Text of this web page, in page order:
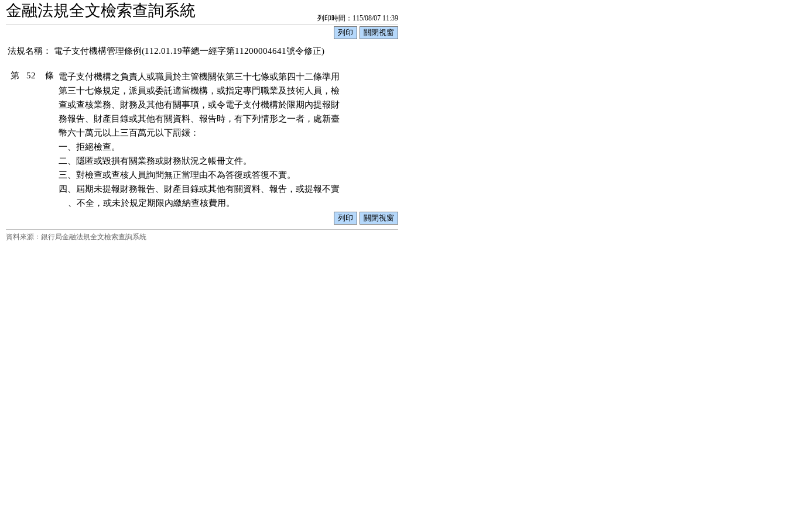
金融法規全文檢索查詢系統 列印時間：115/08/07 11:39
法規名稱： 電子支付機構管理條例(112.01.19華總一經字第11200004641號令修正)
第 52 條
電子支付機構之負責人或職員於主管機關依第三十七條或第四十二條準用
第三十七條規定，派員或委託適當機構，或指定專門職業及技術人員，檢
查或查核業務、財務及其他有關事項，或令電子支付機構於限期內提報財
務報告、財產目錄或其他有關資料、報告時，有下列情形之一者，處新臺
幣六十萬元以上三百萬元以下罰鍰：
一、拒絕檢查。
二、隱匿或毀損有關業務或財務狀況之帳冊文件。
三、對檢查或查核人員詢問無正當理由不為答復或答復不實。
四、屆期未提報財務報告、財產目錄或其他有關資料、報告，或提報不實
    、不全，或未於規定期限內繳納查核費用。
資料來源：銀行局金融法規全文檢索查詢系統